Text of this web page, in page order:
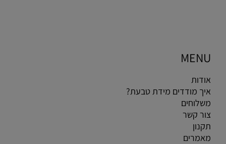
MENU
אודות
איך מודדים מידת טבעת?
משלוחים
צור קשר
תקנון
מאמרים